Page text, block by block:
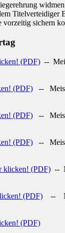
Titelverteidiger
vorzeitig sichern
(PDF) --
(PDF) --
(PDF) --
(PDF) --
klicken! (PDF) --
(PDF) --
(PDF)